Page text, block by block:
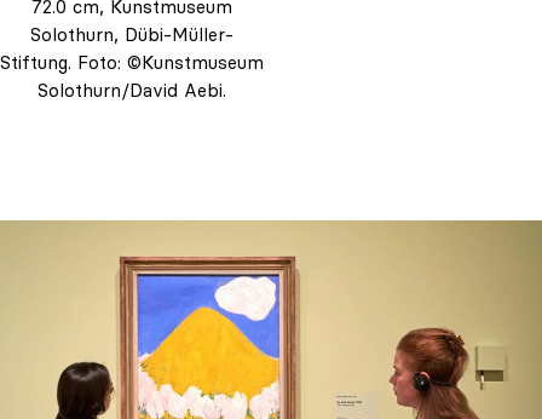
72.0 cm, Kunstmuseum
Solothurn, Dübi-Müller-
Stiftung. Foto: ©Kunstmuseum
Solothurn/David Aebi.